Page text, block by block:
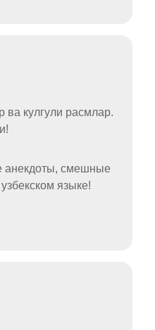
ва кулгули расмлар.
анекдоты, смешные
языке!